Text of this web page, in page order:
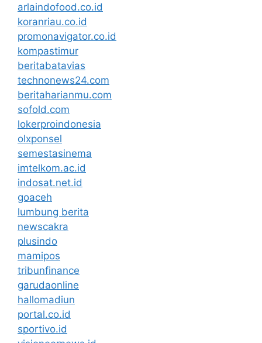
arlaindofood.co.id
koranriau.co.id
promonavigator.co.id
kompastimur
beritabatavias
technonews24.com
beritaharianmu.com
sofold.com
lokerproindonesia
olxponsel
semestasinema
imtelkom.ac.id
indosat.net.id
goaceh
lumbung berita
newscakra
plusindo
mamipos
tribunfinance
garudaonline
hallomadiun
portal.co.id
sportivo.id